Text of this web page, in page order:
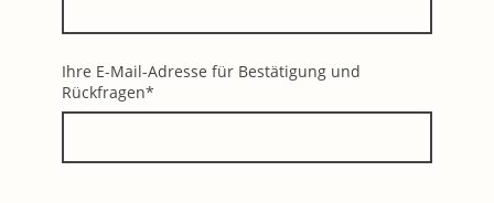
Ihre E-Mail-Adresse für Bestätigung und
Rückfragen*